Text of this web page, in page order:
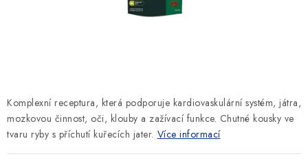
Komplexní receptura, která podporuje kardiovaskulární systém, játra,
mozkovou činnost, oči, klouby a zažívací funkce. Chutné kousky ve
tvaru ryby s příchutí kuřecích jater. Více informací